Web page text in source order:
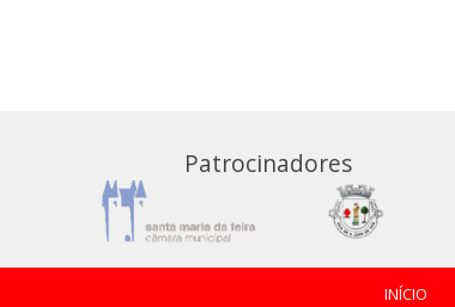
Patrocinadores
INÍCIO